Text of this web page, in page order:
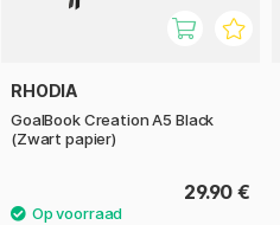
RHODIA
GoalBook Creation A5 Black
(Zwart papier)
29.90 €